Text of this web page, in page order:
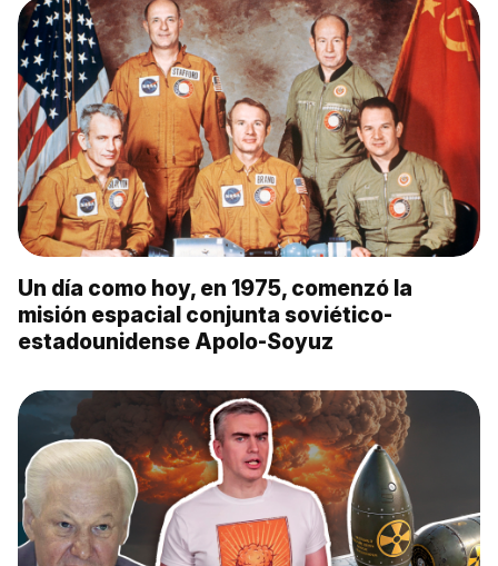
Un día como hoy, en 1975, comenzó la
misión espacial conjunta soviético-
estadounidense Apolo-Soyuz